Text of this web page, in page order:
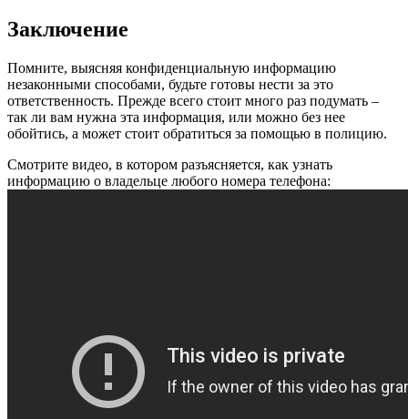
Заключение
Помните, выясняя конфиденциальную информацию
незаконными способами, будьте готовы нести за это
ответственность. Прежде всего стоит много раз подумать –
так ли вам нужна эта информация, или можно без нее
обойтись, а может стоит обратиться за помощью в полицию.
Смотрите видео, в котором разъясняется, как узнать
информацию о владельце любого номера телефона: